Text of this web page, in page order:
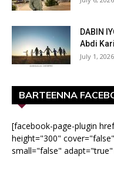
DABIN
Abdi
July 1, 2026
BARTEENNA
[facebook-page-plugin
height="300"
small="false"